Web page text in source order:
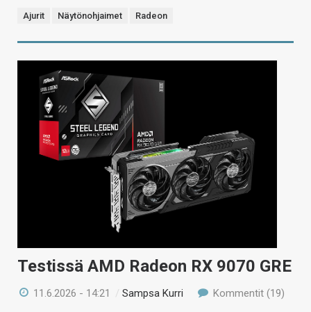
Ajurit Näytönohjaimet Radeon
Testissä AMD Radeon RX 9070 GRE
11.6.2026 - 14:21 /Sampsa Kurri Kommentit (19)